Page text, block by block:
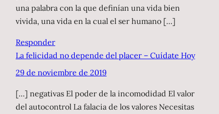
una palabra con la que definían una vida bien
vivida, una vida en la cual el ser humano […]
Responder
La felicidad no depende del placer – Cuídate Hoy
29 de noviembre de 2019
[…] negativas El poder de la incomodidad El valor
del autocontrol La falacia de los valores Necesitas